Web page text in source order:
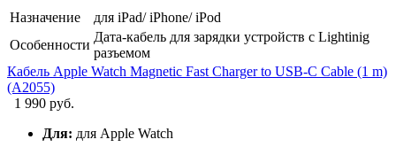
Назначение
для iPad/ iPhone/ iPod
Особенности
Дата-кабель для зарядки устройств с Lightinig
разъемом
Кабель Apple Watch Magnetic Fast Charger to USB-C Cable (1 m)
(A2055)
1 990 руб.
Для: для Apple Watch